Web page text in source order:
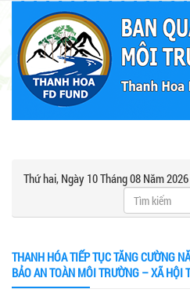
Thứ hai, Ngày 10 Tháng 08 Năm 2026
THANH HÓA TIẾP TỤC TĂNG CƯỜNG
BẢO AN TOÀN MÔI TRƯỜNG – XÃ HỘI